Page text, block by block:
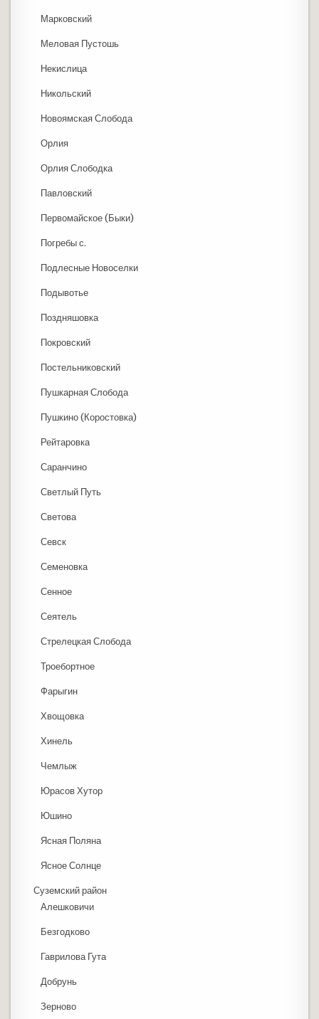
Марковский
Меловая Пустошь
Некислица
Никольский
Новоямская Слобода
Орлия
Орлия Слободка
Павловский
Первомайское (Быки)
Погребы с.
Подлесные Новоселки
Подывотье
Поздняшовка
Покровский
Постельниковский
Пушкарная Слобода
Пушкино (Коростовка)
Рейтаровка
Саранчино
Светлый Путь
Светова
Севск
Семеновка
Сенное
Сеятель
Стрелецкая Слобода
Троебортное
Фарыгин
Хвощовка
Хинель
Чемлыж
Юрасов Хутор
Юшино
Ясная Поляна
Ясное Солнце
Суземский район
Алешковичи
Безгодково
Гаврилова Гута
Добрунь
Зерново